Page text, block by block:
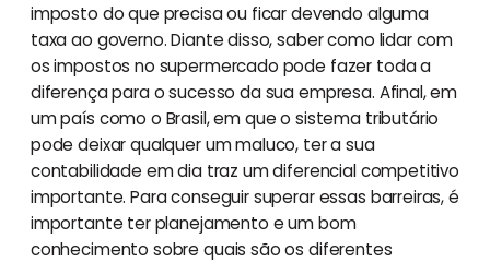
imposto do que precisa ou ficar devendo alguma
taxa ao governo. Diante disso, saber como lidar com
os impostos no supermercado pode fazer toda a
diferença para o sucesso da sua empresa. Afinal, em
um país como o Brasil, em que o sistema tributário
pode deixar qualquer um maluco, ter a sua
contabilidade em dia traz um diferencial competitivo
importante. Para conseguir superar essas barreiras, é
importante ter planejamento e um bom
conhecimento sobre quais são os diferentes